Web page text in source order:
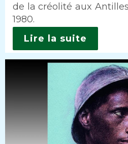
de la créolité aux
1980.
Lire la suite